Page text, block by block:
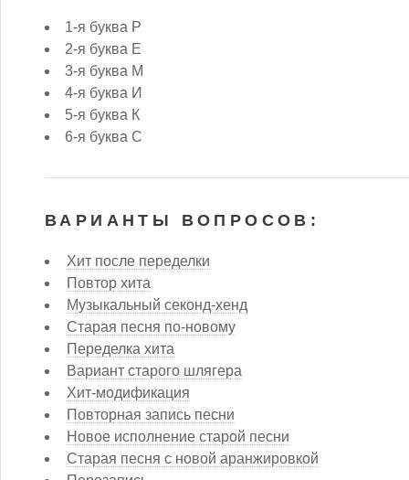
1-я буква Р
2-я буква Е
3-я буква М
4-я буква И
5-я буква К
6-я буква С
ВАРИАНТЫ ВОПРОСОВ:
Хит после переделки
Повтор хита
Музыкальный секонд-хенд
Старая песня по-новому
Переделка хита
Вариант старого шлягера
Хит-модификация
Повторная запись песни
Новое исполнение старой песни
Старая песня с новой аранжировкой